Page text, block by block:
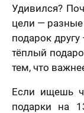
Удивился?
цели —
подарок
тёплый
тем, что
Если ищешь
подарки на